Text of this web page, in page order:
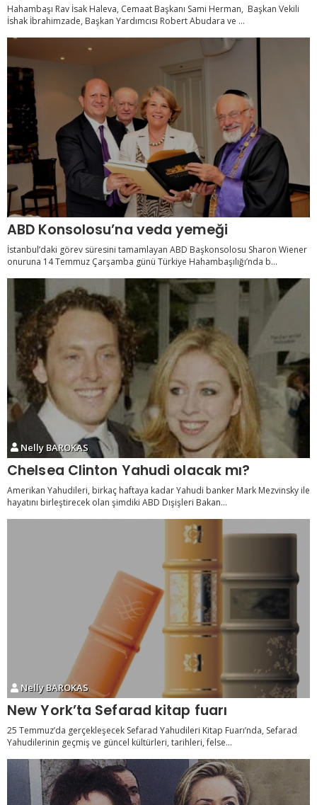
Hahambaşı Rav İsak Haleva, Cemaat Başkanı Sami Herman, Başkan Vekili
İshak İbrahimzade, Başkan Yardımcısı Robert Abudara ve ...
ABD Konsolosu’na veda yemeği
İstanbul’daki görev süresini tamamlayan ABD Başkonsolosu Sharon Wiener
onuruna 14 Temmuz Çarşamba günü Türkiye Hahambaşılığı’nda b...
Nelly BAROKAS
Chelsea Clinton Yahudi olacak mı?
Amerikan Yahudileri, birkaç haftaya kadar Yahudi banker Mark Mezvinsky ile
hayatını birleştirecek olan şimdiki ABD Dışişleri Bakan...
Nelly BAROKAS
New York’ta Sefarad kitap fuarı
25 Temmuz’da gerçekleşecek Sefarad Yahudileri Kitap Fuarı’nda, Sefarad
Yahudilerinin geçmiş ve güncel kültürleri, tarihleri, felse...